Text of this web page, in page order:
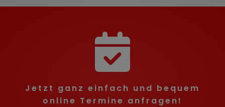
Jetzt ganz einfach und bequem
online Termine anfragen!